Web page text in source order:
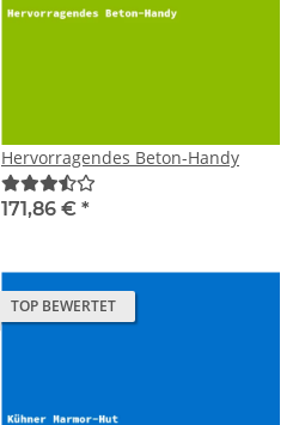
Hervorragendes Beton-Handy
171,86 € *
TOP BEWERTET